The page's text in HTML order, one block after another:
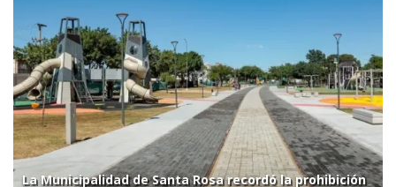
La Municipalidad de Santa Rosa recordó la prohibición